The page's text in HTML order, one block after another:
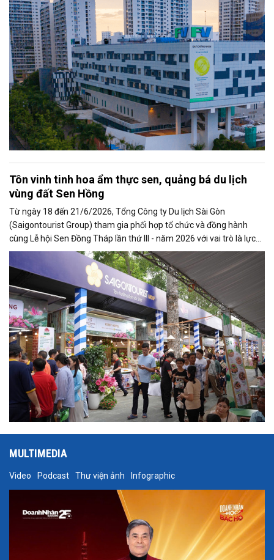
hệ thống đánh giá này, phản ánh sự hiện diện ngày càng rõ nét của
y tế Việt Nam trong các bảng xếp hạng chuyên khoa quốc tế.
Tôn vinh tinh hoa ẩm thực sen, quảng bá du lịch
vùng đất Sen Hồng
Từ ngày 18 đến 21/6/2026, Tổng Công ty Du lịch Sài Gòn
(Saigontourist Group) tham gia phối hợp tổ chức và đồng hành
cùng Lễ hội Sen Đồng Tháp lần thứ III - năm 2026 với vai trò là lực
lượng phục vụ chủ lực tại Không gian Ẩm thực Sen – một trong
những điểm nhấn đặc sắc nhất của lễ hội.
MULTIMEDIA
Video Podcast Thư viện ảnh Infographic